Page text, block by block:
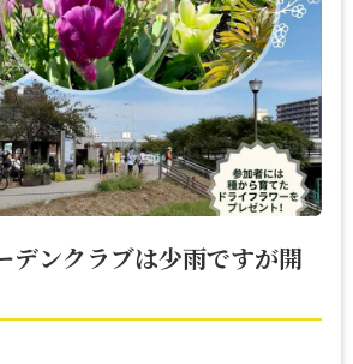
デンクラブは少雨ですが開